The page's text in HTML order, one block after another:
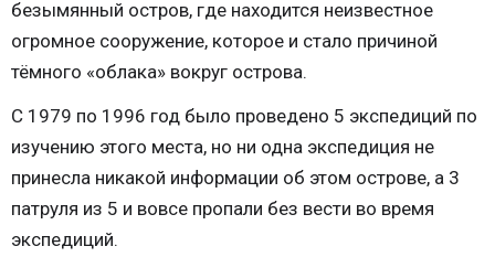
безымянный остров, где находится неизвестное
огромное сооружение, которое и стало причиной
тёмного «облака» вокруг острова.
С 1979 по 1996 год было проведено 5 экспедиций по
изучению этого места, но ни одна экспедиция не
принесла никакой информации об этом острове, а 3
патруля из 5 и вовсе пропали без вести во время
экспедиций.